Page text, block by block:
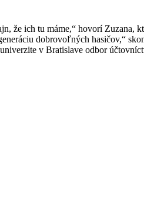
že ich tu máme,“ hovorí Zuzana,
dobrovoľných hasičov,“
v Bratislave odbor